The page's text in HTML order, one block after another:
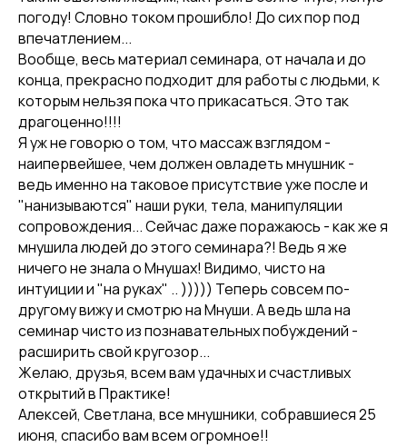
погоду! Словно током прошибло! До сих пор под
впечатлением...
Вообще, весь материал семинара, от начала и до
конца, прекрасно подходит для работы с людьми, к
которым нельзя пока что прикасаться. Это так
драгоценно!!!!
Я уж не говорю о том, что массаж взглядом -
наипервейшее, чем должен овладеть мнушник -
ведь именно на таковое присутствие уже после и
"нанизываются" наши руки, тела, манипуляции
сопровождения... Сейчас даже поражаюсь - как же я
мнушила людей до этого семинара?! Ведь я же
ничего не знала о Мнушах! Видимо, чисто на
интуиции и "на руках" .. ))))) Теперь совсем по-
другому вижу и смотрю на Мнуши. А ведь шла на
семинар чисто из познавательных побуждений -
расширить свой кругозор...
Желаю, друзья, всем вам удачных и счастливых
открытий в Практике!
Алексей, Светлана, все мнушники, собравшиеся 25
июня, спасибо вам всем огромное!!